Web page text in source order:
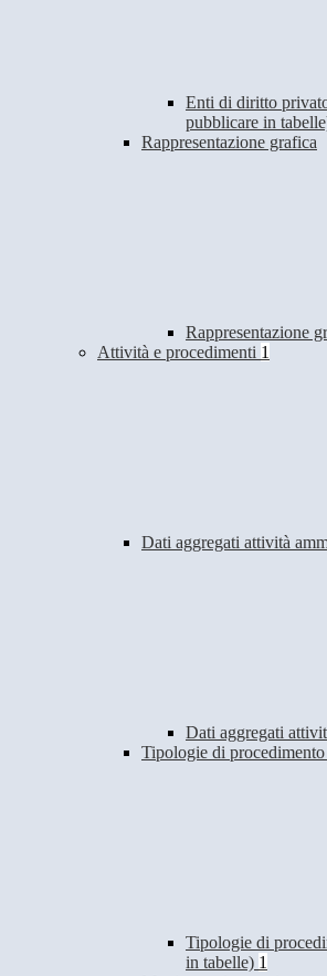
Enti di diritto
pubblicare in
Rappresentazione grafica
Rappresentazione
Attività e procedimenti 1
Dati aggregati attività
Dati aggregati
Tipologie di procedimento
Tipologie di
in tabelle) 1